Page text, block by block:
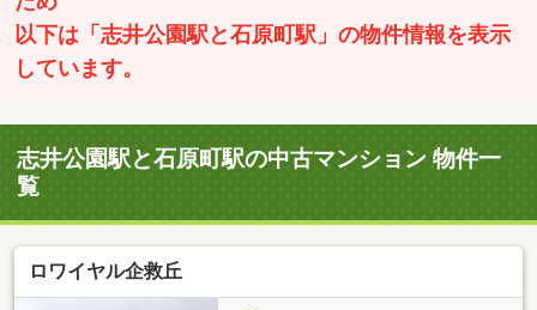
以下は「志井公園駅と石原町駅」の物件情報を表示
しています。
志井公園駅と石原町駅の中古マンション 物件一
覧
ロワイヤル企救丘